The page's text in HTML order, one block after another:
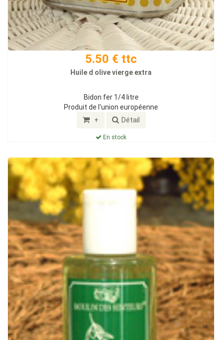
5.50 € ttc
Huile d olive vierge extra
Bidon fer 1/4 litre
Produit de l'union européenne
+ Détail
En stock